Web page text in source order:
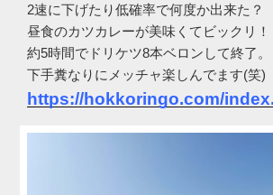
2速に下げたり低確率で何度か出来た？
昼食のカツカレーが美味くてビックリ！
約5時間でドリケツ8本ベロンして終了。
下手糞なりにメッチャ楽しんでます(笑)
https://hokkoringo.com/